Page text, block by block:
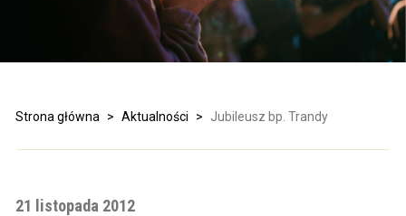
Strona główna > Aktualności > Jubileusz bp. Trandy
21 listopada 2012